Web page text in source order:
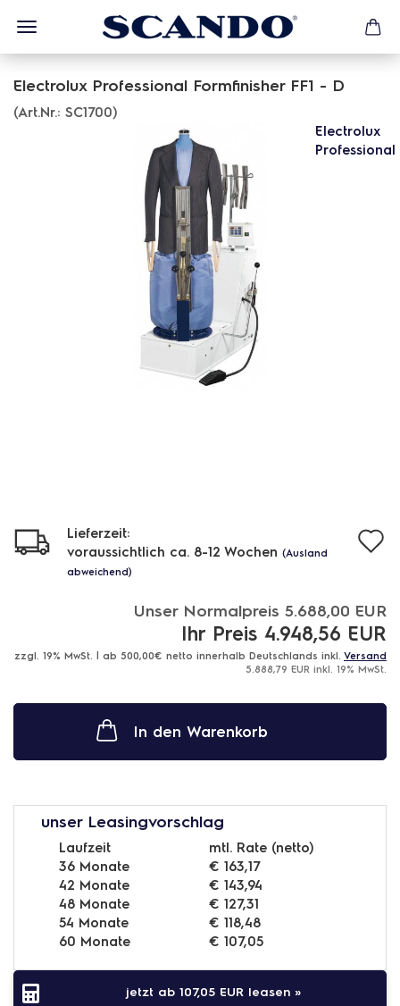
Electrolux Professional Formfinisher FF1 - D
(Art.Nr.: SC1700)
Electrolux
Professional
Lieferzeit:
voraussichtlich ca. 8-12 Wochen (Ausland
abweichend)
Unser Normalpreis 5.688,00 EUR
Ihr Preis 4.948,56 EUR
zzgl. 19% MwSt. | ab 500,00€ netto innerhalb Deutschlands inkl. Versand
5.888,79 EUR inkl. 19% MwSt.
In den Warenkorb
unser Leasingvorschlag
Laufzeit
mtl. Rate (netto)
36 Monate
€ 163,17
42 Monate
€ 143,94
48 Monate
€ 127,31
54 Monate
€ 118,48
60 Monate
€ 107,05
jetzt ab 107,05 EURleasen »